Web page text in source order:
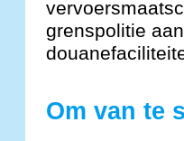
grenspolitie
Om van te